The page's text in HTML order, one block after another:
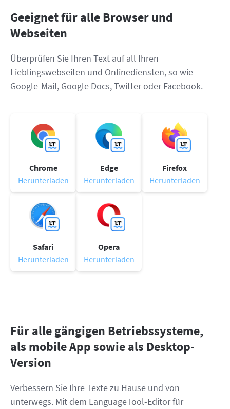
Blog
Hilfe
Datenschutz
Geeignet für alle Browser und
Webseiten
Überprüfen Sie Ihren Text auf all Ihren
Lieblingswebseiten und Onlinediensten, so wie
Google-Mail, Google Docs, Twitter oder Facebook.
Chrome
Herunterladen
Edge
Herunterladen
Firefox
Herunterladen
Safari
Herunterladen
Opera
Herunterladen
Für alle gängigen Betriebssysteme,
als mobile App sowie als Desktop-
Version
Verbessern Sie Ihre Texte zu Hause und von
unterwegs. Mit dem LanguageTool-Editor für